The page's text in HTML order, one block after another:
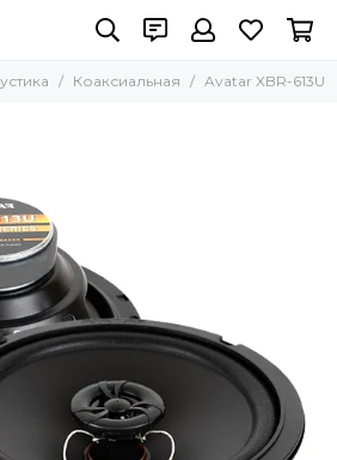
Коаксиальная Avatar XBR-613U